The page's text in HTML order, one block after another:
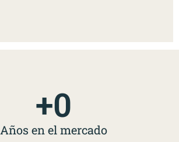
Años en el mercado
+0